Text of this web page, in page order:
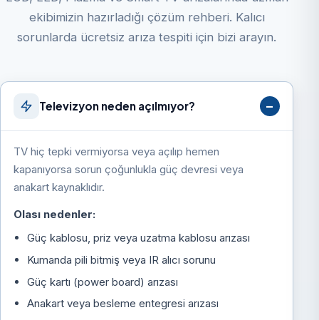
ekibimizin hazırladığı çözüm rehberi. Kalıcı
sorunlarda ücretsiz arıza tespiti için bizi arayın.
Televizyon neden açılmıyor?
TV hiç tepki vermiyorsa veya açılıp hemen
kapanıyorsa sorun çoğunlukla güç devresi veya
anakart kaynaklıdır.
Olası nedenler:
Güç kablosu, priz veya uzatma kablosu arızası
Kumanda pili bitmiş veya IR alıcı sorunu
Güç kartı (power board) arızası
Anakart veya besleme entegresi arızası